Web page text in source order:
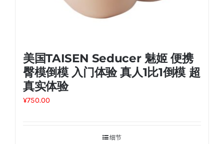
美国TAISEN Seducer 魅姬 便携
臀模倒模 入门体验 真人1比1倒模 超
真实体验
¥750.00
细节